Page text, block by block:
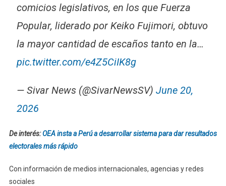
comicios legislativos, en los que Fuerza
Popular, liderado por Keiko Fujimori, obtuvo
la mayor cantidad de escaños tanto en la…
pic.twitter.com/e4Z5CiIK8g
— Sivar News (@SivarNewsSV) June 20,
2026
De interés:OEA insta a Perú a desarrollar sistema para dar resultados
electorales más rápido
Con información de medios internacionales, agencias y redes
sociales